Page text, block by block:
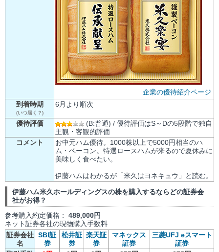
企業の優待紹介ページ
到着時期
(いつ届く？)
6月より順次
優待評価
(B:普通) / 優待評価はS～Dの5段階で独自
主観・客観的評価
コメント
お中元ハム優待。1000株以上で5000円相当のハ
ム・ベーコン。特選ロースハムが来るので夏休みに
美味しく食べたい。
伊藤ハムはわかるが「米久はヨネキュウ」と読む。
伊藤ハム米久ホールディングスの株を購入するならどの証券会
社がお得？
参考購入約定価格： 489,000円
ネット証券各社の現物購入手数料
証券会社
名
SBI証
券
松井証
券
楽天証
券
マネックス
証券
三菱UFJ eスマート
証券